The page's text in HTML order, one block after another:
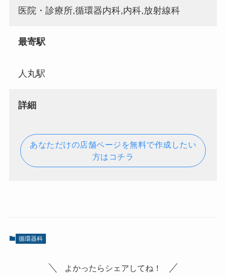
医院・診療所,循環器内科,内科,放射線科
最寄駅
人丸駅
詳細
あなただけの店舗ページを無料で作成したい
方はコチラ
循環器科
よかったらシェアしてね！